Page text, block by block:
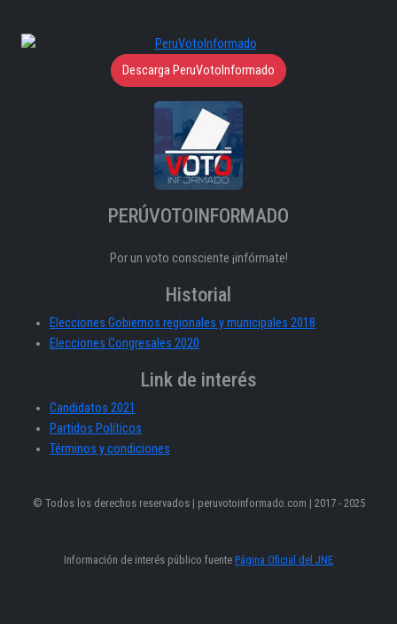
Descarga PeruVotoInformado
PERÚVOTOINFORMADO
Por un voto consciente ¡infórmate!
Historial
Elecciones Gobiernos regionales y municipales 2018
Elecciones Congresales 2020
Link de interés
Candidatos 2021
Partidos Políticos
Términos y condiciones
© Todos los derechos reservados | peruvotoinformado.com | 2017 - 2025
Información de interés público fuente Página Oficial del JNE